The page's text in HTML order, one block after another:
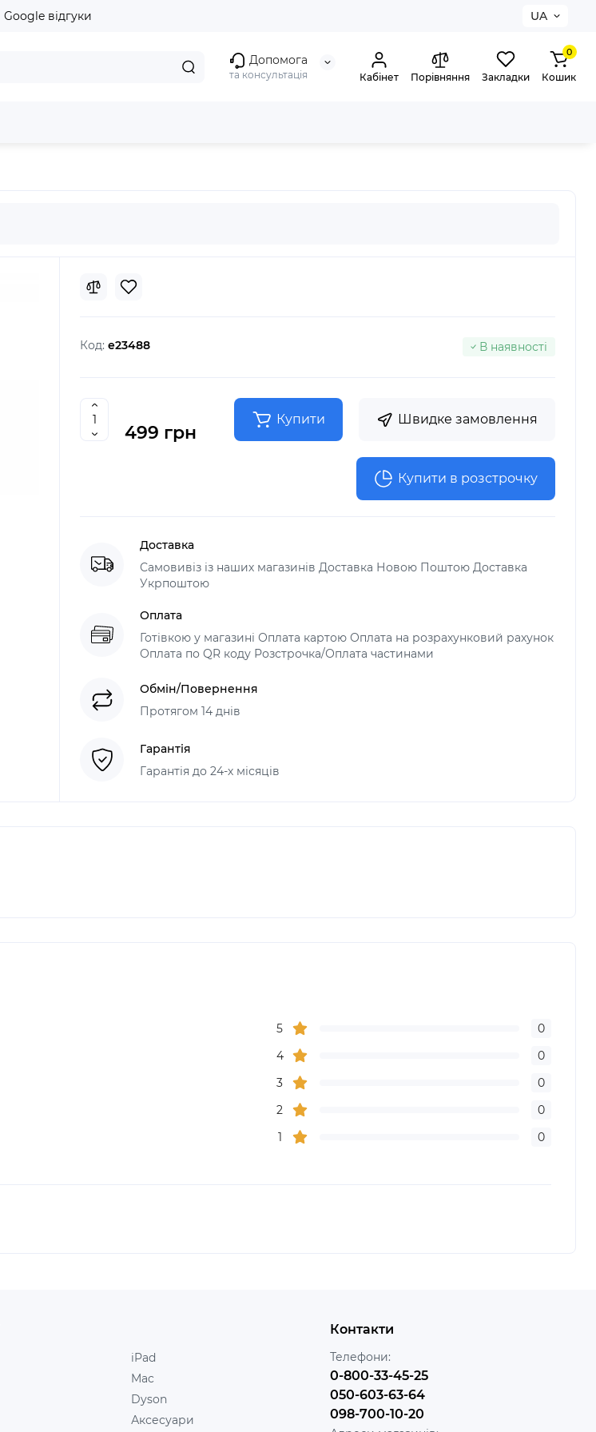
Google відгуки UA
Допомога
та консультація Кабінет Порівняння Закладки
0
Кошик
Код: e23488 В наявності
499 грн
Купити Швидке замовлення
Купити в розстрочку
Доставка
Самовивіз із наших магазинів Доставка Новою Поштою Доставка
Укрпоштою
Оплата
Готівкою у магазині Оплата картою Оплата на розрахунковий рахунок
Оплата по QR коду Розстрочка/Оплата частинами
Обмін/Повернення
Протягом 14 днів
Гарантія
Гарантія до 24-х місяців
5
0
4
0
3
0
2
0
1
0
iPad
Mac
Dyson
Аксесуари
Контакти
Телефони:
0-800-33-45-25
050-603-63-64
098-700-10-20